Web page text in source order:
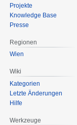
Projekte
Knowledge Base
Presse
Regionen
Wien
Wiki
Kategorien
Letzte Änderungen
Hilfe
Werkzeuge